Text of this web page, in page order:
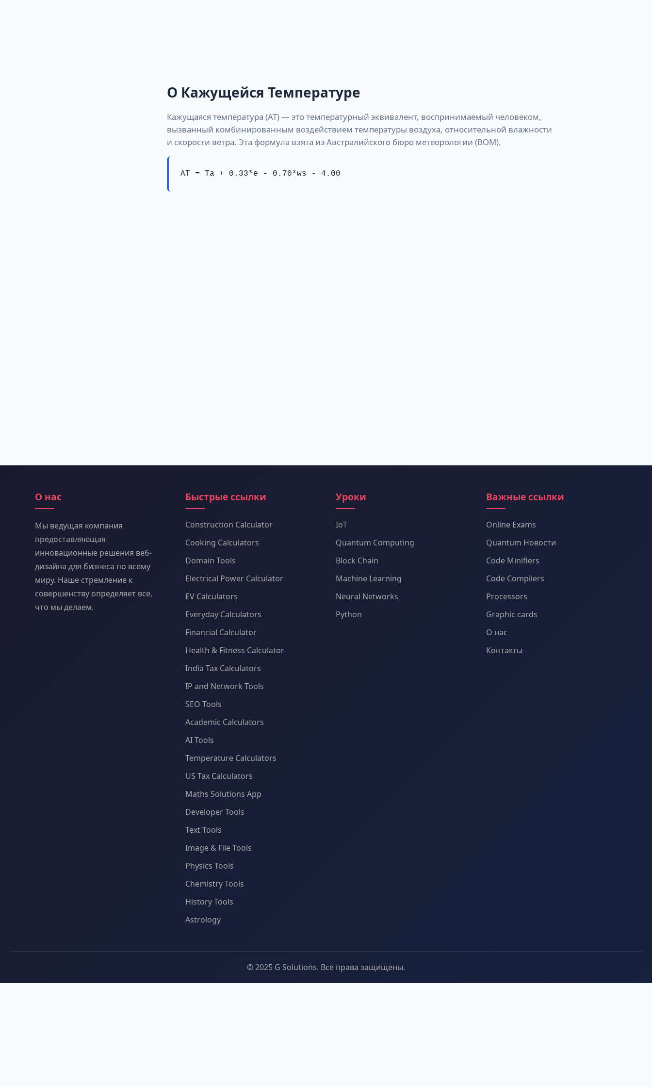
О Кажущейся Температуре
Кажущаяся температура (AT) — это температурный эквивалент, воспринимаемый человеком,
вызванный комбинированным воздействием температуры воздуха, относительной влажности
и скорости ветра. Эта формула взята из Австралийского бюро метеорологии (BOM).
AT = Ta + 0.33*e - 0.70*ws - 4.00
О нас
Мы ведущая компания
предоставляющая
инновационные решения веб-
дизайна для бизнеса по всему
миру. Наше стремление к
совершенству определяет все,
что мы делаем.
Быстрые ссылки
Construction Calculator
Cooking Calculators
Domain Tools
Electrical Power Calculator
EV Calculators
Everyday Calculators
Financial Calculator
Health & Fitness Calculator
India Tax Calculators
IP and Network Tools
SEO Tools
Academic Calculators
AI Tools
Temperature Calculators
US Tax Calculators
Maths Solutions App
Developer Tools
Text Tools
Image & File Tools
Physics Tools
Chemistry Tools
History Tools
Astrology
Уроки
IoT
Quantum Computing
Block Chain
Machine Learning
Neural Networks
Python
Важные ссылки
Online Exams
Quantum Новости
Code Minifiers
Code Compilers
Processors
Graphic cards
О нас
Контакты
© 2025 G Solutions. Все права защищены.